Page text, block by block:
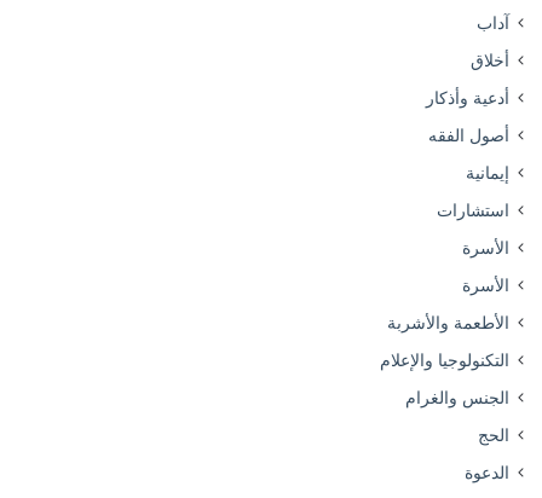
آداب
أخلاق
أدعية وأذكار
أصول الفقه
إيمانية
استشارات
الأسرة
الأسرة
الأطعمة والأشربة
التكنولوجيا والإعلام
الجنس والغرام
الحج
الدعوة